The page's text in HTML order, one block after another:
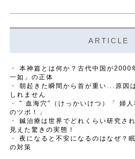
ARTICLE
本神篇とは何か？古代中国が2000
一如」の正体
朝起きた瞬間から首が重い...原因
しれません
" 血海穴"（けっかいけつ）「 婦人
のツボ！」
鍼治療は世界でどれくらい研究さ
見えた驚きの実態！
夜になると不安になるのはなぜ？
の対策